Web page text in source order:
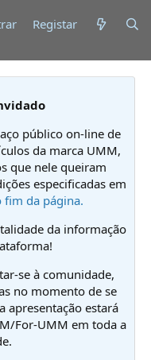
Registar
público on-line de
da marca UMM,
que nele queiram
especificadas em
fim da página.
da informação
se à comunidade,
no momento de se
apresentação estará
For-UMM em toda a